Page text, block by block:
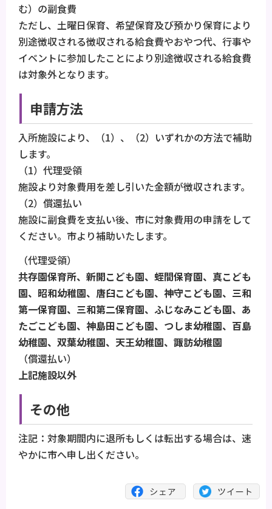
む）の副食費
ただし、土曜日保育、希望保育及び預かり保育により
別途徴収される徴収される給食費やおやつ代、行事や
イベントに参加したことにより別途徴収される給食費
は対象外となります。
申請方法
入所施設により、（1）、（2）いずれかの方法で補助
します。
（1）代理受領
施設より対象費用を差し引いた金額が徴収されます。
（2）償還払い
施設に副食費を支払い後、市に対象費用の申請をして
ください。市より補助いたします。
（代理受領）
共存園保育所、新開こども園、蛭間保育園、真こども
園、昭和幼稚園、唐臼こども園、神守こども園、三和
第一保育園、三和第二保育園、ふじなみこども園、あ
たごこども園、神島田こども園、つしま幼稚園、百島
幼稚園、双葉幼稚園、天王幼稚園、諏訪幼稚園
（償還払い）
上記施設以外
その他
注記：対象期間内に退所もしくは転出する場合は、速
やかに市へ申し出ください。